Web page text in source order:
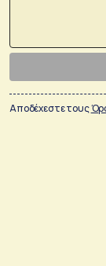
Αποδέχεστε τους